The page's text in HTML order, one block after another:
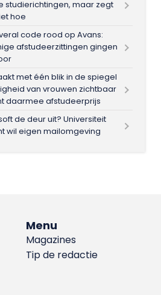
studierichtingen, maar zegt
hoe
code rood op Avans:
afstudeerzittingen gingen
met één blik in de spiegel
van vrouwen zichtbaar
daarmee afstudeerprijs
de deur uit? Universiteit
wil eigen mailomgeving
Menu
Magazines
Tip de redactie